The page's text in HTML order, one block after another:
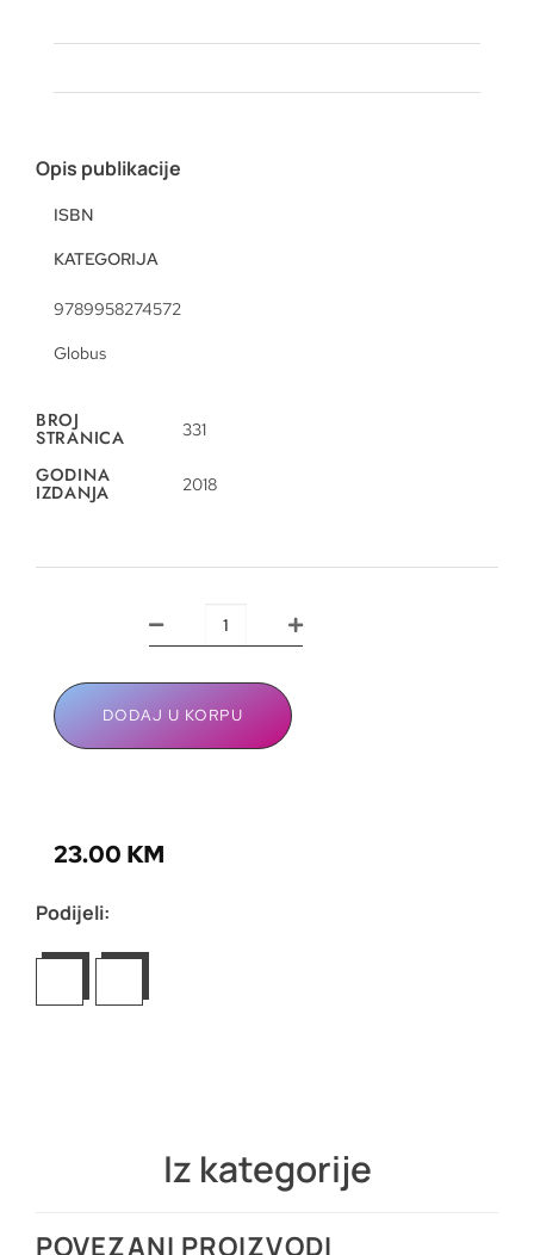
Opis publikacije
ISBN
KATEGORIJA
9789958274572
Globus
BROJ
STRANICA 331
GODINA
IZDANJA 2018
DODAJ U KORPU
23.00 KM
Podijeli:
Iz kategorije
POVEZANI PROIZVODI